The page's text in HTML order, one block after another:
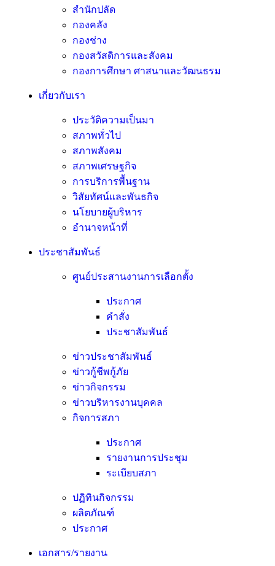
สำนักปลัด
กองคลัง
กองช่าง
กองสวัสดิการและสังคม
กองการศึกษา ศาสนาและวัฒนธรม
เกี่ยวกับเรา
ประวัติความเป็นมา
สภาพทั่วไป
สภาพสังคม
สภาพเศรษฐกิจ
การบริการพื้นฐาน
วิสัยทัศน์และพันธกิจ
นโยบายผู้บริหาร
อํานาจหน้าที่
ประชาสัมพันธ์
ศูนย์ประสานงานการเลือกตั้ง
ประกาศ
คำสั่ง
ประชาสัมพันธ์
ข่าวประชาสัมพันธ์
ข่าวกู้ชีพกู้ภัย
ข่าวกิจกรรม
ข่าวบริหารงานบุคคล
กิจการสภา
ประกาศ
รายงานการประชุม
ระเบียบสภา
ปฏิทินกิจกรรม
ผลิตภัณฑ์
ประกาศ
เอกสาร/รายงาน